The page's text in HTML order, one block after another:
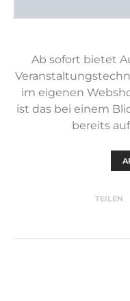
Ab sofort bietet
im eigenen
ist das bei einem
bereits
TEILEN